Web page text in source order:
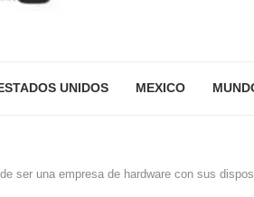
UNIDOS MEXICO
ser una empresa de hardware con sus